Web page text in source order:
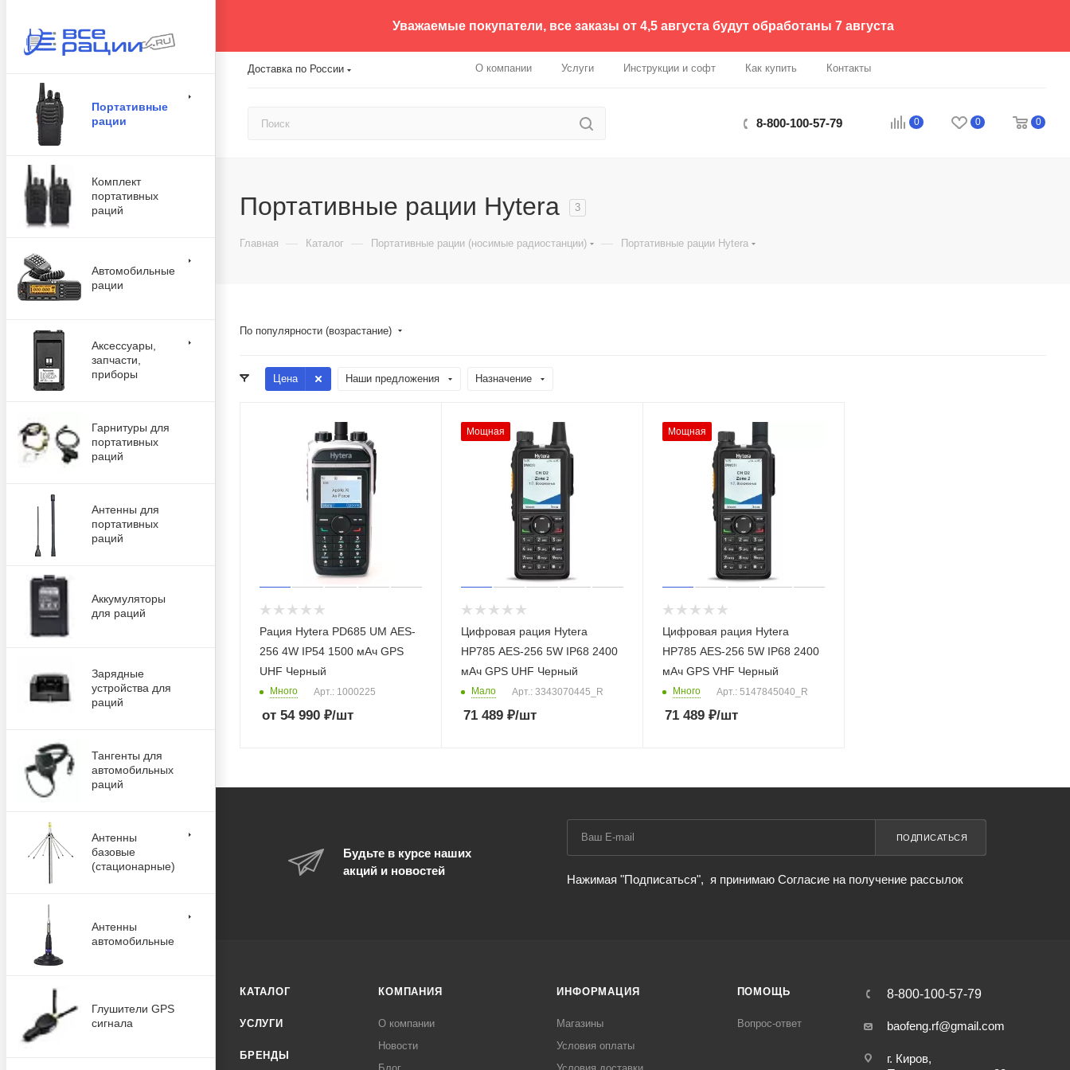
Уважаемые покупатели, все заказы от 4,5 августа будут обработаны 7 августа
Доставка по России О компании Услуги Инструкции и софт Как купить Контакты
0 0 0
8-800-100-57-79
Портативные
рации
Комплект
портативных
раций
Автомобильные
рации
Аксессуары,
запчасти,
приборы
Гарнитуры для
портативных
раций
Антенны для
портативных
раций
Аккумуляторы
для раций
Зарядные
устройства для
раций
Тангенты для
автомобильных
раций
Антенны
базовые
(стационарные)
Антенны
автомобильные
Глушители GPS
сигнала
Портативные рации Hytera 3
Главная — Каталог — Портативные рации (носимые радиостанции) — Портативные рации Hytera
По популярности (возрастание)
Цена Наши предложения Назначение
Рация Hytera PD685 UM AES-
256 4W IP54 1500 мАч GPS
UHF Черный
Много Арт.: 1000225
от 54 990 ₽/шт
Мощная
Цифровая рация Hytera
HP785 AES-256 5W IP68 2400
мАч GPS UHF Черный
Мало Арт.: 3343070445_R
71 489 ₽/шт
Мощная
Цифровая рация Hytera
HP785 AES-256 5W IP68 2400
мАч GPS VHF Черный
Много Арт.: 5147845040_R
71 489 ₽/шт
Будьте в курсе наших
акций и новостей
ПОДПИСАТЬСЯ
Нажимая "Подписаться", я принимаю Согласие на получение рассылок
КАТАЛОГ
УСЛУГИ
БРЕНДЫ
КОМПАНИЯ
О компании
Новости
ИНФОРМАЦИЯ
Магазины
Условия оплаты
ПОМОЩЬ
Вопрос-ответ
8-800-100-57-79
baofeng.rf@gmail.com
г. Киров,